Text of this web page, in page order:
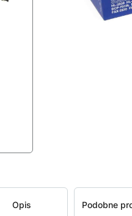
Opis Podobne